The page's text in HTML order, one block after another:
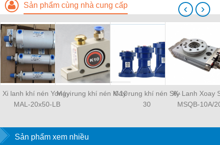
Sản phẩm cùng nhà cung cấp
Xi lanh khí nén Yongyi
MAL-20x50-LB
Máy rung khí nén K-10Máy rung khí nén SK-
30
Xy Lanh Xoay
MSQB-10A/
‹ ›
Sản phẩm xem nhiều